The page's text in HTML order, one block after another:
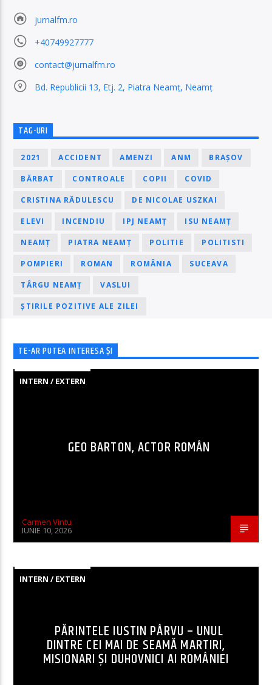
jurnalfm.ro
+40749927777
contact@jurnalfm.ro
Bd. Republicii 13, Etj. 2, Piatra Neamț, Neamț
TAG-URI
2021 ACCIDENT AMENZI ANM BRAȘOV
BĂRBAT CONTROALE COPII COVID
CRISTINA RĂDULESCU DE NICOLAE USZKAI
ELEVI INCENDIU IPJ NEAMȚ ISU NEAMȚ
NEAMȚ PIATRA NEAMȚ POLITIE POLITISTI
POMPIERI ROMAN ROMÂNIA SUCEAVA
TÂRGU NEAMȚ VASLUI
ȘTIRILE POZITIVE ALE ZILEI
TE-AR PUTEA INTERESA ȘI
INTERN / EXTERN
GEO BARTON, ACTOR ROMÂN
Carmen Vintu
IUNIE 10, 2026
INTERN / EXTERN
PĂRINTELE IUSTIN PÂRVU – UNUL
DINTRE CEI MAI DE SEAMĂ MARTIRI,
MISIONARI ŞI DUHOVNICI AI ROMÂNIEI